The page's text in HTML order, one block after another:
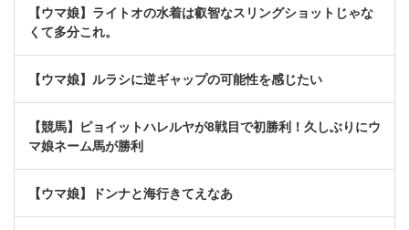
【ウマ娘】ライトオの水着は叡智なスリングショットじゃな
くて多分これ。
【ウマ娘】ルラシに逆ギャップの可能性を感じたい
【競馬】ピョイットハレルヤが8戦目で初勝利！久しぶりにウ
マ娘ネーム馬が勝利
【ウマ娘】ドンナと海行きてえなあ